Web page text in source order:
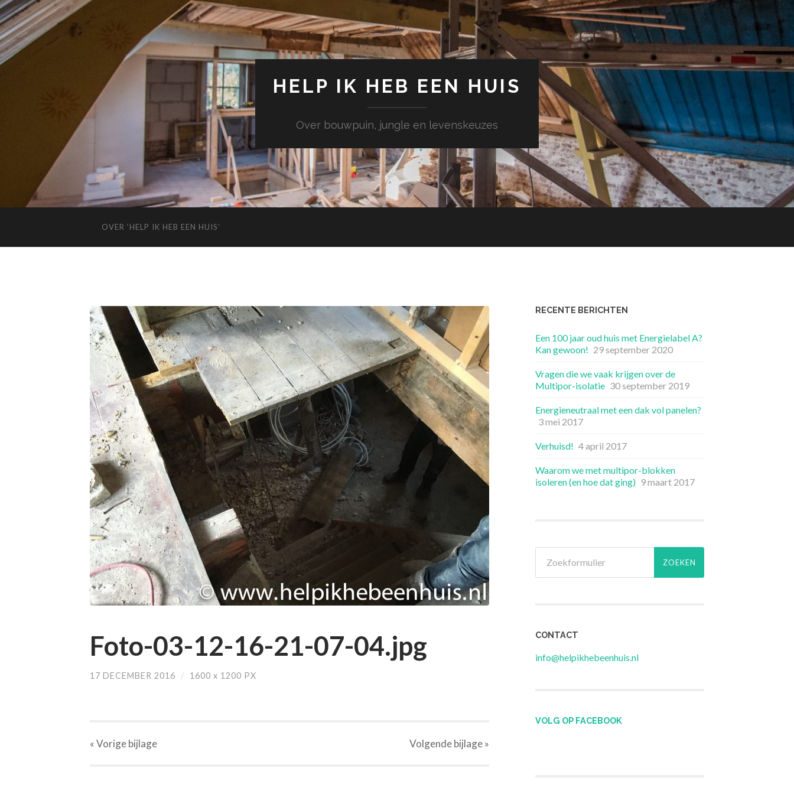
HELP IK HEB EEN HUIS
Over bouwpuin, jungle en levenskeuzes
OVER ‘HELP IK HEB EEN HUIS’
Foto-03-12-16-21-07-04.jpg
17 DECEMBER 2016 / 1600 x 1200 PX
« Vorigebijlage Volgendebijlage»
RECENTE BERICHTEN
Een 100 jaar oud huis met Energielabel A?
Kan gewoon! 29 september 2020
Vragen die we vaak krijgen over de
Multipor-isolatie 30 september 2019
Energieneutraal met een dak vol panelen?
3 mei 2017
Verhuisd! 4 april 2017
Waarom we met multipor-blokken
isoleren (en hoe dat ging) 9 maart 2017
CONTACT
info@helpikhebeenhuis.nl
VOLG OP FACEBOOK